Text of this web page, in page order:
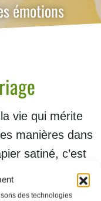
des technologies
émotions
vie qui mérite
manières dans
satiné, c’est
avec
émotions du